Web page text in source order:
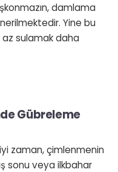
damlama
Yine bu
az sulamak daha
Gübreleme
zaman, çimlenmenin
sonu veya ilkbahar